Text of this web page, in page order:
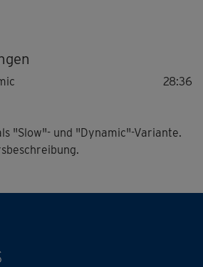
und dennoch sehr intensiv sind.
gekräftigt, die tiefliegenden
zu den beliebtesten Sportarten
vorliegenden "dynamic"-Variante.
die gleiche Übungsabfolge,
und mit weniger
28:36
"Slow"- und "Dynamic"-Variante.